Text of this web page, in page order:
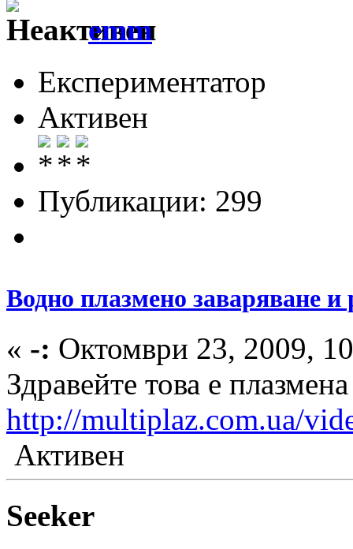
emm
Експериментатор
Активен
Публикации: 299
Водно плазмено заваряване и
« -: Октомври 23, 2009,
Здравейте това е
http://multiplaz.com.ua/
Активен
Seeker